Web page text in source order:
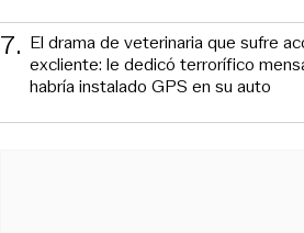
7. El drama de veterinaria que sufre
excliente: le dedicó terrorífico
habría instalado GPS en su auto